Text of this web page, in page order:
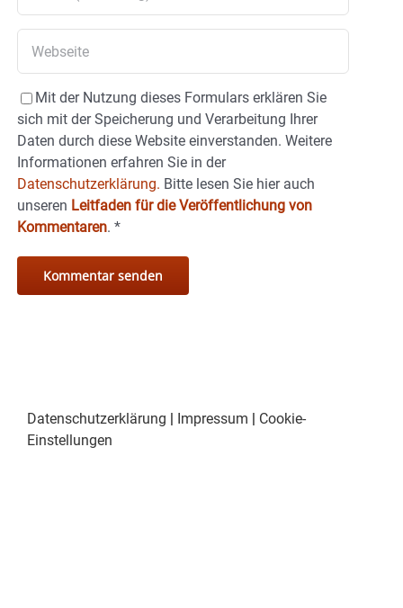
Mit der Nutzung dieses Formulars erklären Sie
sich mit der Speicherung und Verarbeitung Ihrer
Daten durch diese Website einverstanden. Weitere
Informationen erfahren Sie in der
Datenschutzerklärung. Bitte lesen Sie hier auch
unseren Leitfaden für die Veröffentlichung von
Kommentaren. *
Datenschutzerklärung Impressum
Cookie-
Einstellungen